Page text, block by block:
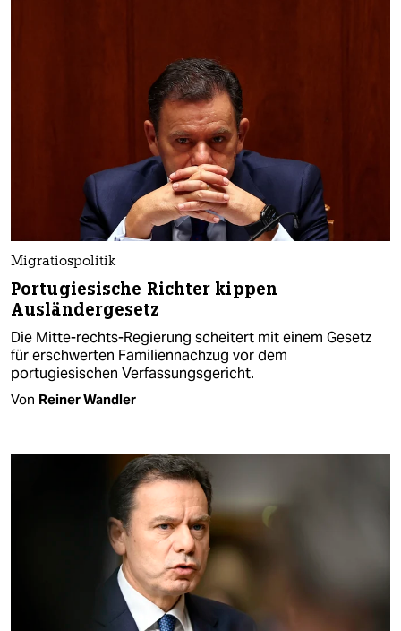
Migratiospolitik
Portugiesische Richter kippen
Ausländergesetz
Die Mitte-rechts-Regierung scheitert mit einem Gesetz
für erschwerten Familiennachzug vor dem
portugiesischen Verfassungsgericht.
Von Reiner Wandler